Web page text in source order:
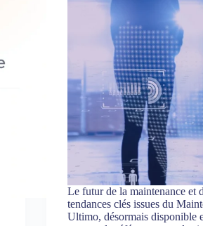
Le futur de la maintenance et
tendances clés issues du
Ultimo, désormais disponible